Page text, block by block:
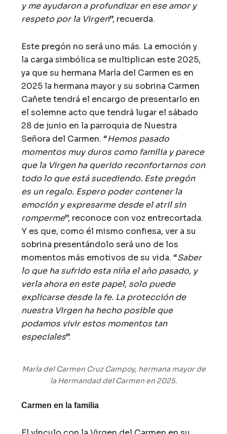
y me ayudaron a profundizar en ese amor y
respeto por la Virgen”, recuerda.
Este pregón no será uno más. La emoción y
la carga simbólica se multiplican este 2025,
ya que su hermana María del Carmen es en
2025 la hermana mayor y su sobrina Carmen
Cañete tendrá el encargo de presentarlo en
el solemne acto que tendrá lugar el sábado
28 de junio en la parroquia de Nuestra
Señora del Carmen. “Hemos pasado
momentos muy duros como familia y parece
que la Virgen ha querido reconfortarnos con
todo lo que está sucediendo. Este pregón
es un regalo. Espero poder contener la
emoción y expresarme desde el atril sin
romperme”, reconoce con voz entrecortada.
Y es que, como él mismo confiesa, ver a su
sobrina presentándolo será uno de los
momentos más emotivos de su vida. “Saber
lo que ha sufrido esta niña el año pasado, y
verla ahora en este papel, solo puede
explicarse desde la fe. La protección de
nuestra Virgen ha hecho posible que
podamos vivir estos momentos tan
especiales”.
María del Carmen Cruz Campoy, hermana mayor de
la Hermandad del Carmen en 2025.
Carmen en la familia